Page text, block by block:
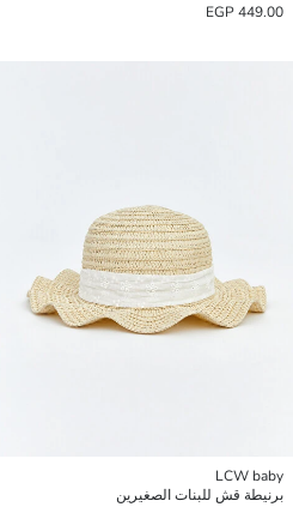
449.00 EGP
LCW baby
برنيطة قش للبنات الصغيرين